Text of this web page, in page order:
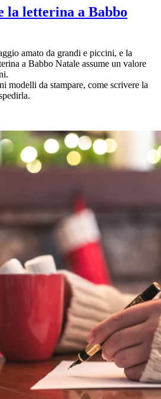
la letterina a Babbo
amato da grandi e piccini, e la
a Babbo Natale assume un valore
modelli da stampare, come scrivere la